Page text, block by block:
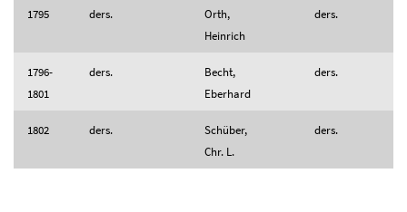
1795 ders.
Orth,
Heinrich
ders.
1796-
1801
ders.
Becht,
Eberhard
ders.
1802 ders.
Schüber,
Chr. L.
ders.